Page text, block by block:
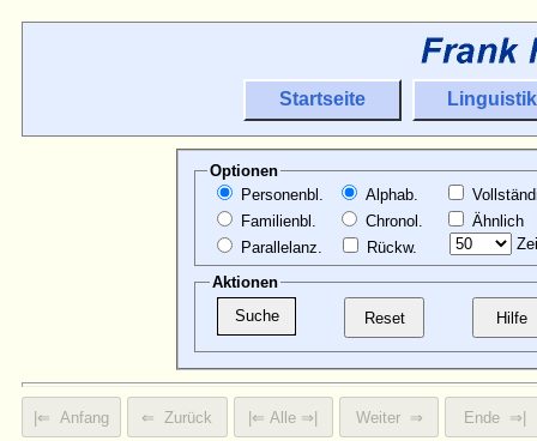
Startseite Linguistik
Optionen
Personenbl.
Familienbl.
Parallelanz.
Alphab.
Chronol.
Rückw.
Ähnlich
Aktionen